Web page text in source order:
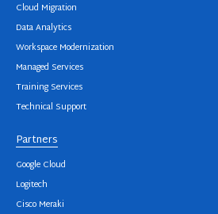
Cloud Migration
Data Analytics
Workspace Modernization
Managed Services
Training Services
Technical Support
Partners
Google Cloud
Logitech
Cisco Meraki